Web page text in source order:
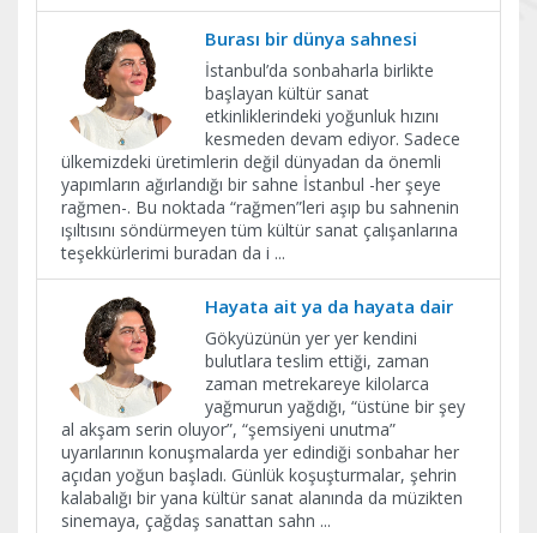
Burası bir dünya sahnesi
İstanbul’da sonbaharla birlikte
başlayan kültür sanat
etkinliklerindeki yoğunluk hızını
kesmeden devam ediyor. Sadece
ülkemizdeki üretimlerin değil dünyadan da önemli
yapımların ağırlandığı bir sahne İstanbul -her şeye
rağmen-. Bu noktada “rağmen”leri aşıp bu sahnenin
ışıltısını söndürmeyen tüm kültür sanat çalışanlarına
teşekkürlerimi buradan da i ...
Hayata ait ya da hayata dair
Gökyüzünün yer yer kendini
bulutlara teslim ettiği, zaman
zaman metrekareye kilolarca
yağmurun yağdığı, “üstüne bir şey
al akşam serin oluyor”, “şemsiyeni unutma”
uyarılarının konuşmalarda yer edindiği sonbahar her
açıdan yoğun başladı. Günlük koşuşturmalar, şehrin
kalabalığı bir yana kültür sanat alanında da müzikten
sinemaya, çağdaş sanattan sahn ...